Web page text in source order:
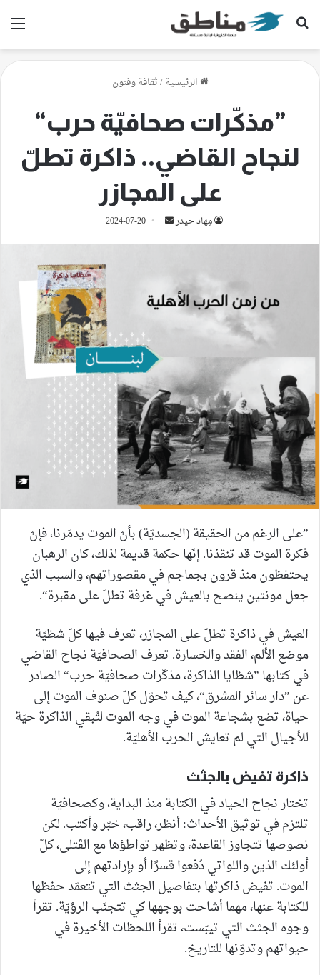
بحث عن
الرئيسية/ثقافة وفنون
”مذكّرات صحافيّة حرب“
لنجاح القاضي.. ذاكرة تطلّ
على المجازر
مِهاد حيدر
أرسل 2024-07-20
”على الرغم من الحقيقة (الجسديّة) بأنّ الموت يدمّرنا، فإنّ
فكرة الموت قد تنقذنا. إنّها حكمة قديمة لذلك، كان الرهبان
يحتفظون منذ قرون بجماجم في مقصوراتهم، والسبب الذي
جعل مونتين ينصح بالعيش في غرفة تطلّ على مقبرة“.
العيش في ذاكرة تطلّ على المجازر، تعرف فيها كلّ شظيّة
موضع الألم، الفقد والخسارة. تعرف الصحافيّة نجاح القاضي
في كتابها ”شظايا الذاكرة، مذكّرات صحافيّة حرب“ الصادر
عن ”دار سائر المشرق“، كيف تحوّل كلّ صنوف الموت إلى
حياة، تضع بشجاعة الموت في وجه الموت لتُبقي الذاكرة حيّة
للأجيال التي لم تعايش الحرب الأهليّة.
ذاكرة تفيض بالجثث
تختار نجاح الحياد في الكتابة منذ البداية، وكصحافيّة
تلتزم في توثيق الأحداث: أنظر، راقب، خبّر وأكتب. لكن
نصوصها تتجاوز القاعدة، وتظهر تواطؤها مع القَتلى، كلّ
أولئك الذين واللواتي دُفعوا قسرًا أو بإرادتهم إلى
الموت. تفيض ذاكرتها بتفاصيل الجثث التي تتعمّد حفظها
للكتابة عنها، مهما أشاحت بوجهها كي تتجنّب الرؤيّة. تقرأ
وجوه الجثث التي تيبّست، تقرأ اللحظات الأخيرة في
حيواتهم وتدوّنها للتاريخ.